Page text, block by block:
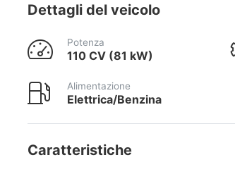
Dettagli del veicolo
Potenza
110 CV (81 kW)
Alimentazione
Elettrica/Benzina
Caratteristiche